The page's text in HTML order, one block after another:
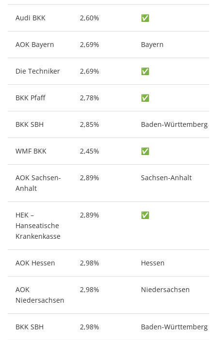
Audi BKK 2,60% ✅
AOK Bayern 2,69% Bayern
Die Techniker 2,69% ✅
BKK Pfaff 2,78% ✅
BKK SBH 2,85% Baden-Württemberg
WMF BKK 2,45% ✅
AOK Sachsen-
Anhalt
2,89% Sachsen-Anhalt
HEK –
Hanseatische
Krankenkasse
2,89% ✅
AOK Hessen 2,98% Hessen
AOK
Niedersachsen
2,98% Niedersachsen
BKK SBH 2,98% Baden-Württemberg